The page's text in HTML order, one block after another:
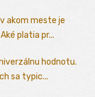
akom meste je
platia pr...
hodnotu.
sa typic...